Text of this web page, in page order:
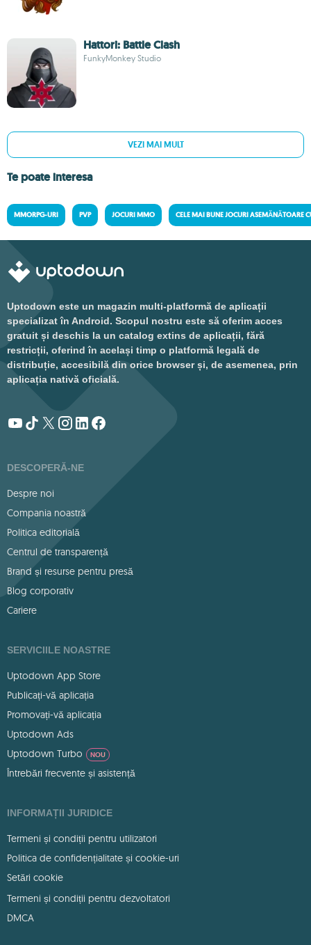
Hattori: Battle Clash
FunkyMonkey Studio
VEZI MAI MULT
Te poate interesa
MMORPG-URI PVP JOCURI MMO CELE MAI BUNE JOCURI ASEMĂNĂTOARE
Uptodown este un magazin multi-platformă de aplicații
specializat în Android. Scopul nostru este să oferim acces
gratuit și deschis la un catalog extins de aplicații, fără
restricții, oferind în același timp o platformă legală de
distribuție, accesibilă din orice browser și, de asemenea, prin
aplicația nativă oficială.
DESCOPERĂ-NE
Despre noi
Compania noastră
Politica editorială
Centrul de transparență
Brand și resurse pentru presă
Blog corporativ
Cariere
SERVICIILE NOASTRE
Uptodown App Store
Publicați-vă aplicația
Promovați-vă aplicația
Uptodown Ads
Uptodown Turbo
NOU
Întrebări frecvente și asistență
INFORMAȚII JURIDICE
Termeni și condiții pentru utilizatori
Politica de confidențialitate și cookie-uri
Setări cookie
Termeni și condiții pentru dezvoltatori
DMCA